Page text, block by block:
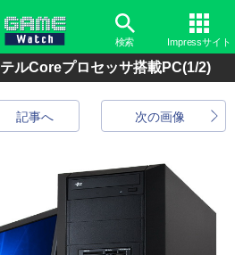
検索 Impressサイト
ルCoreプロセッサ搭載PC(1/2)
次の画像
記事へ